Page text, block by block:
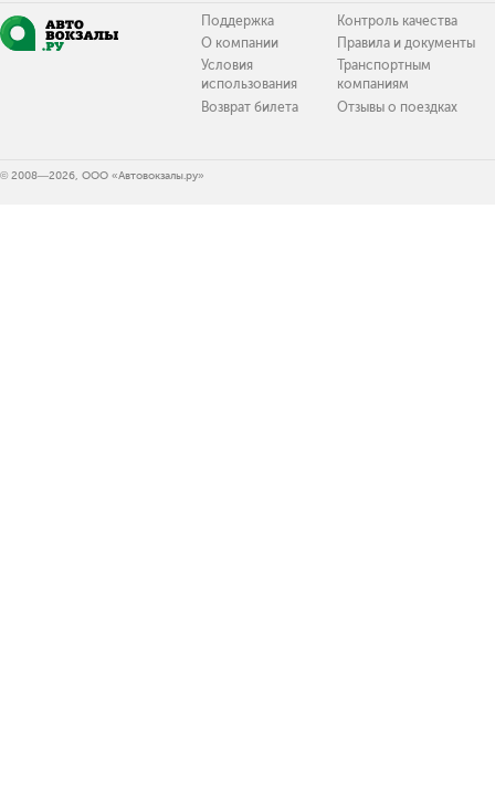
Поддержка
О компании
Условия
использования
Возврат билета
Контроль качества
Правила и документы
Транспортным
компаниям
Отзывы о поездках
© 2008—2026, ООО «Автовокзалы.ру»